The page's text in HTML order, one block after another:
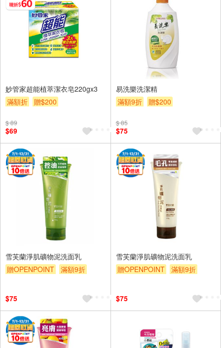
妙管家超能植萃潔衣皂220gx3
滿額折
贈$200
$ 89
$69
易洗樂洗潔精
滿額9折
贈$200
$ 85
$75
雪芙蘭淨肌礦物泥洗面乳
贈OPENPOINT
滿額9折
$75
雪芙蘭淨肌礦物泥洗面乳
贈OPENPOINT
滿額9折
$75